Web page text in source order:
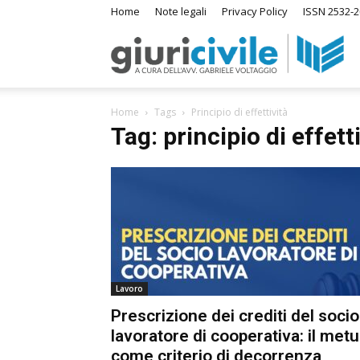
Home Note legali Privacy Policy ISSN 2532-
di
Home Tags Principio di effettività
Tag: principio di
Lavoro
Prescrizione dei crediti del socio
lavoratore di cooperativa: il
come criterio di decorrenza